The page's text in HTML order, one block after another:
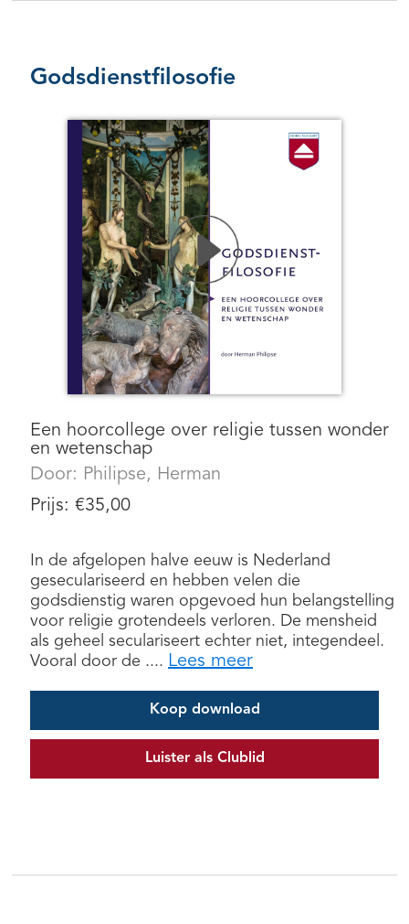
Godsdienstfilosofie
Een hoorcollege over religie tussen wonder
en wetenschap
Door: Philipse, Herman
Prijs: €35,00
In de afgelopen halve eeuw is Nederland
geseculariseerd en hebben velen die
godsdienstig waren opgevoed hun belangstelling
voor religie grotendeels verloren. De mensheid
als geheel seculariseert echter niet, integendeel.
Vooral door de .... Lees meer
Koop download
Luister als Clublid